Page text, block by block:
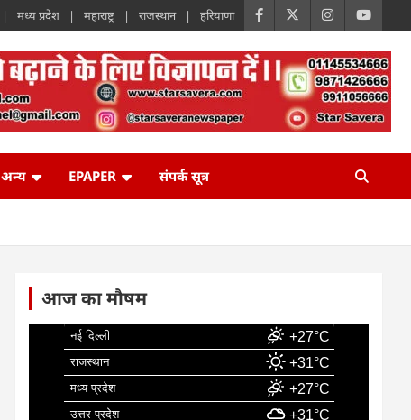
मध्य प्रदेश महाराष्ट्र राजस्थान हरियाणा
अन्य EPAPER संपर्क सूत्र
आज का मौषम
नई दिल्ली +27°C
राजस्थान +31°C
मध्य प्रदेश +27°C
उत्तर प्रदेश +31°C